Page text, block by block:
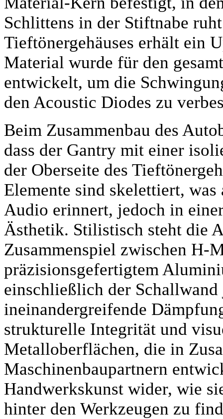
Schlittens in der Stiftnabe
Tieftönergehäuses erhält ein
Material wurde für den
entwickelt, um die
den Acoustic Diodes zu
Beim Zusammenbau des
dass der Gantry mit einer
der Oberseite des
Elemente sind skelettiert,
Audio erinnert, jedoch in
Ästhetik. Stilistisch steht die
Zusammenspiel zwischen H-
präzisionsgefertigtem
einschließlich der
ineinandergreifende
strukturelle Integrität und
Metalloberflächen, die in
Maschinenbaupartnern
Handwerkskunst wider, wie
hinter den Werkzeugen zu